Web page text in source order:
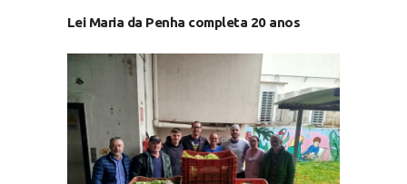
Lei Maria da Penha completa 20 anos